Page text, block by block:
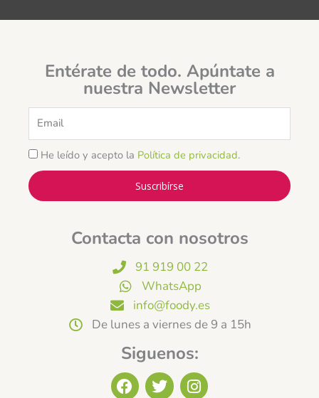
Entérate de todo. Apúntate a
nuestra Newsletter
He leído y acepto la Política de privacidad.
Suscribírse
Contacta con nosotros
91 919 00 22
WhatsApp
info@foody.es
De lunes a viernes de 9 a 15h
Siguenos:
F T I